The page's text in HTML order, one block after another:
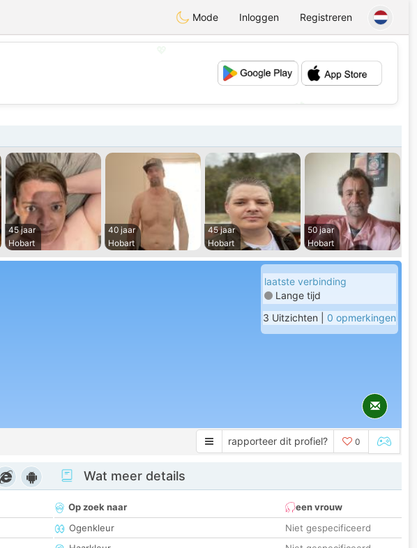
Mode Inloggen Registreren
45 jaar
Hobart
40 jaar
Hobart
45 jaar
Hobart
50 jaar
Hobart
laatste verbinding
Lange tijd
3 Uitzichten | 0 opmerkingen
rapporteer dit profiel? 0
Wat meer details
Op zoek naar
een vrouw
Ogenkleur
Niet gespecificeerd